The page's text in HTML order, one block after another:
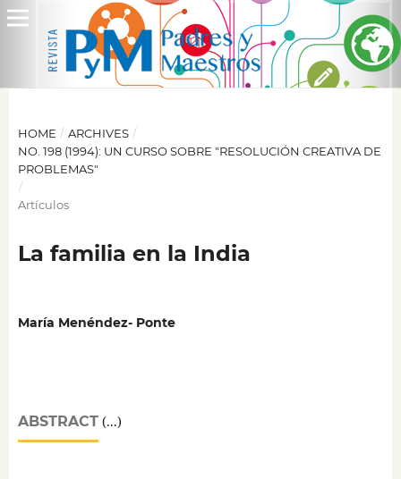
HOME / ARCHIVES /
NO. 198 (1994): UN CURSO SOBRE "RESOLUCIÓN CREATIVA DE
PROBLEMAS"
/
Artículos
La familia en la India
María Menéndez- Ponte
ABSTRACT(...)